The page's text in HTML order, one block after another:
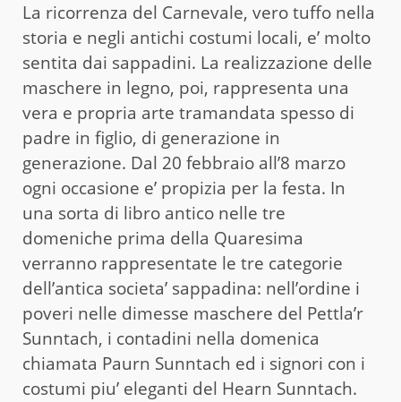
La ricorrenza del Carnevale, vero tuffo nella
storia e negli antichi costumi locali, e’ molto
sentita dai sappadini. La realizzazione delle
maschere in legno, poi, rappresenta una
vera e propria arte tramandata spesso di
padre in figlio, di generazione in
generazione. Dal 20 febbraio all’8 marzo
ogni occasione e’ propizia per la festa. In
una sorta di libro antico nelle tre
domeniche prima della Quaresima
verranno rappresentate le tre categorie
dell’antica societa’ sappadina: nell’ordine i
poveri nelle dimesse maschere del Pettla’r
Sunntach, i contadini nella domenica
chiamata Paurn Sunntach ed i signori con i
costumi piu’ eleganti del Hearn Sunntach.